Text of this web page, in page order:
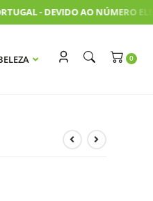
- DEVIDO AO NÚMERO